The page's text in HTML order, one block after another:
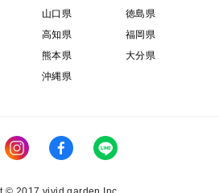
山口県
徳島県
高知県
福岡県
熊本県
大分県
沖縄県